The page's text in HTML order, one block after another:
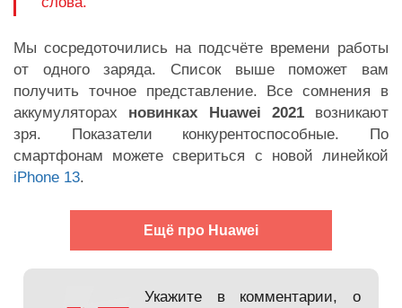
Мы сосредоточились на подсчёте времени работы
от одного заряда. Список выше поможет вам
получить точное представление. Все сомнения в
аккумуляторах новинках Huawei 2021возникают
зря. Показатели конкурентоспособные. По
смартфонам можете свериться с новой линейкой
iPhone 13.
Ещё про Huawei
Укажите в комментарии, о